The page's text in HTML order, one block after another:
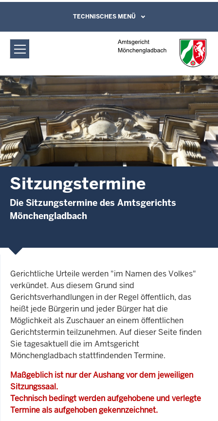
Amtsgericht Mönchengladbach:
Sitzungstermine
Direkt zum Inhalt
Leichte Sprache, Gebärdensprachenvideo
und Kontaktformular
TECHNISCHES MENÜ
Sitzungstermine
Die Sitzungstermine des Amtsgerichts
Mönchengladbach
Gerichtliche Urteile werden "im Namen des Volkes"
verkündet. Aus diesem Grund sind
Gerichtsverhandlungen in der Regel öffentlich, das
heißt jede Bürgerin und jeder Bürger hat die
Möglichkeit als Zuschauer an einem öffentlichen
Gerichtstermin teilzunehmen. Auf dieser Seite finden
Sie tagesaktuell die im Amtsgericht
Mönchengladbach stattfindenden Termine.
Maßgeblich ist nur der Aushang vor dem jeweiligen
Sitzungssaal.
Technisch bedingt werden aufgehobene und verlegte
Termine als aufgehoben gekennzeichnet.